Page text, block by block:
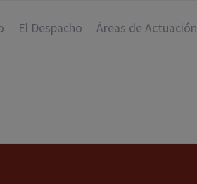
El Despacho Áreas de Actuación